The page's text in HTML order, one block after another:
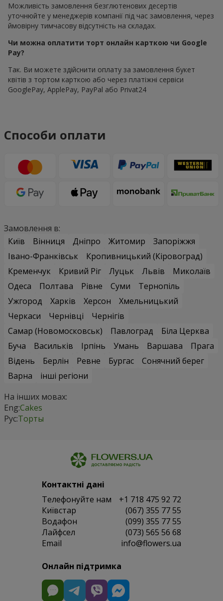
Можливість замовлення безглютенових десертів
уточнюйте у менеджерів компанії під час замовлення, через
ймовірну тимчасову відсутність на складах.
Чи можна оплатити торт онлайн карткою чи Google
Pay?
Так. Ви можете здійснити оплату за замовлення букет
квітів з тортом карткою або через платіжні сервіси
GooglePay, ApplePay, PayPal або Privat24
Способи оплати
Замовлення в:
Київ
Вінниця Дніпро Житомир
Запоріжжя
Івано-Франківськ
Кропивницький (Кіровоград)
Кременчук
Кривий Ріг Луцьк Львів
Миколаїв
Одеса
Полтава Рівне Суми
Тернопіль
Ужгород
Харків Херсон
Хмельницький
Черкаси
Чернівці
Чернігів
Самар (Новомосковськ)
Павлоград
Біла Церква
Буча
Васильків Ірпінь Умань Варшава
Прага
Відень
Берлін Ревне Бургас
Сонячний берег
Варна
інші регіони
На інших мовах:
Eng:Cakes
Рус:Торты
Контактні дані
Телефонуйте нам
+1 718 475 92 72
Київстар
(067) 355 77 55
Водафон
(099) 355 77 55
Лайфсел
(073) 565 56 68
Email
info@flowers.ua
Онлайн підтримка